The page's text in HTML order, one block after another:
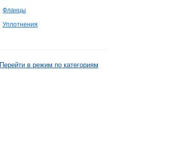
Фланцы
Уплотнения
Перейти в режим по категориям